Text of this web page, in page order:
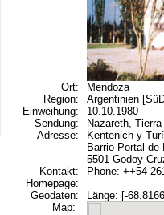
Ort:
Mendoza
Region:
Argentinien
Einweihung:
10.10.1980
Sendung:
Nazareth,
Adresse:
Kentenich y
Barrio Portal de
5501 Godoy
Kontakt:
Phone: ++54-
Homepage:
Geodaten:
Länge: [-
Map: